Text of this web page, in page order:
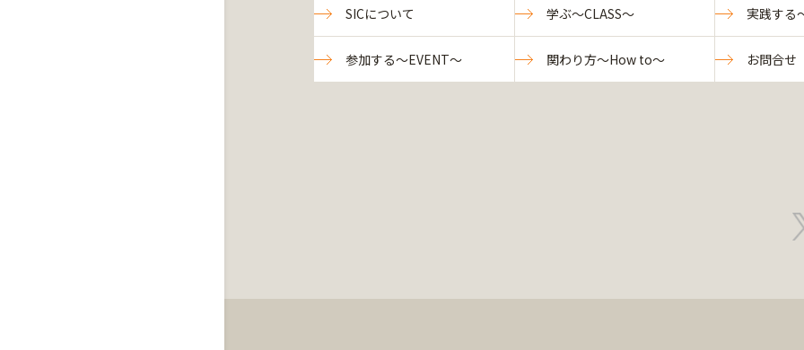
SICについて 学ぶ～CLASS～ 実践する
参加する～EVENT～ 関わり方～How to～ お問合せ